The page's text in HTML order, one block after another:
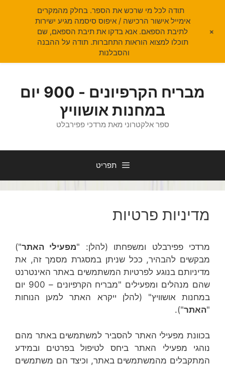
מבריח הקרפיונים - 900 יום
במחנות אושוויץ
ספר אלקטרוני מאת מרדכי פפירבלט
תפריט
מדיניות פרטיות
מרדכי פפירבלט ומשפחתו (להלן: "מפעילי האתר")
מבקשים להבהיר, ככל שניתן במסגרת מסמך זה, את
מדיניותם בנוגע לפרטיות המשתמשים באתר האינטרנט
שהם מנהלים ומפעילים "מבריח הקרפיונים – 900 יום
במחנות אושוויץ" (להלן ייקרא האתר למען הנוחות
"האתר").
בכוונת מפעילי האתר להסביר למשתמשים באתר מהם
נוהגי מפעילי האתר ביחס לטיפול בפרטים ובמידע
המתקבלים מהמשתמשים באתר, וכיצד הם משתמשים
תודה לכל מי שרכש את הספר. בחלק מהמקרים
אימייל אישור הרכישה / איפוס סיסמה מגיע ישירות
לתיבת הספאם. אנא בדקו את תיבת הספאם, שם
תוכלו למצוא הוראות התחברות. תודה על ההבנה
והסבלנות
+